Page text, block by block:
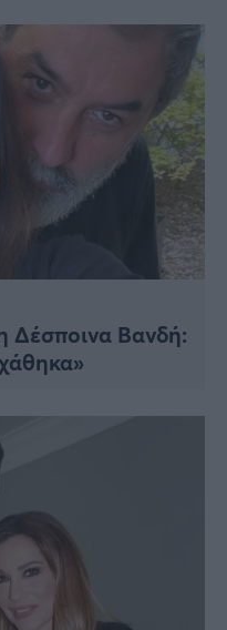
Δέσποινα Βανδή: